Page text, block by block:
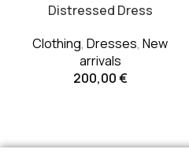
Distressed Dress
Clothing, Dresses, New
arrivals
200,00€